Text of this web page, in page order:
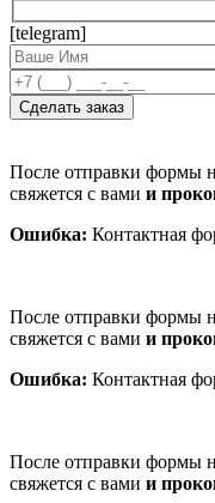
[telegram]
После отправки формы
свяжется с вами и
Ошибка: Контактная
После отправки формы
свяжется с вами и
Ошибка: Контактная
После отправки формы
свяжется с вами и